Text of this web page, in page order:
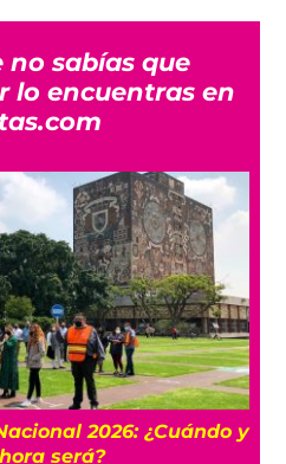
no sabías que
lo encuentras en
y
¿Por qué